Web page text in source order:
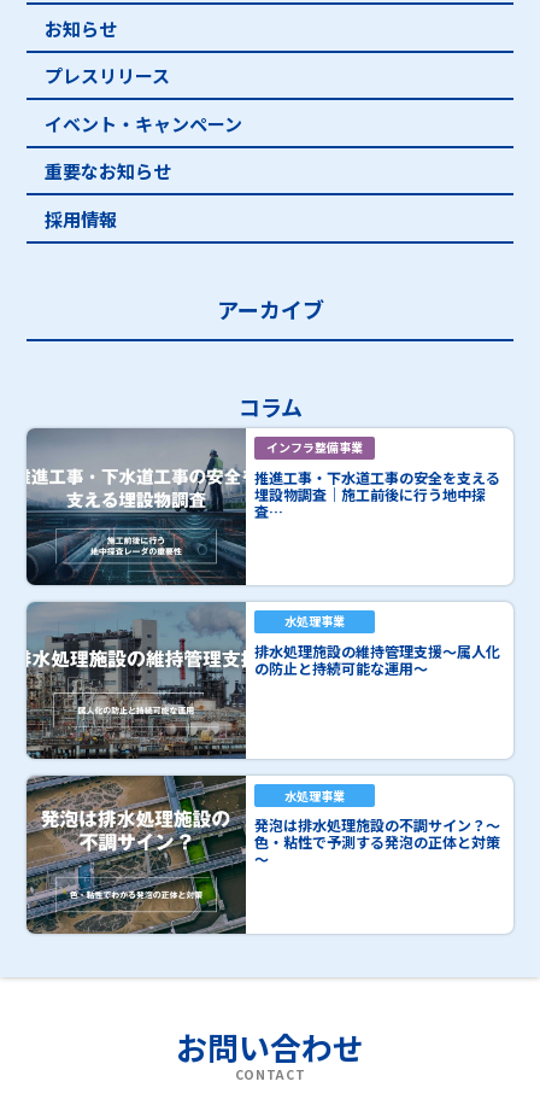
お知らせ
プレスリリース
イベント・キャンペーン
重要なお知らせ
採用情報
アーカイブ
コラム
インフラ整備事業
推進工事・下水道工事の安全を支える
埋設物調査｜施工前後に行う地中探
査…
水処理事業
排水処理施設の維持管理支援～属人化
の防止と持続可能な運用～
水処理事業
発泡は排水処理施設の不調サイン？～
色・粘性で予測する発泡の正体と対策
～
お問い合わせ
CONTACT